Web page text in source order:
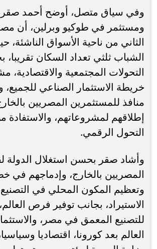
وفي سياق متصل، أوضح أحمد
ومستثمر في طوكيو وبرلين، أن
الثاني من ناحية الأسواق الناشئة،
الشباب ثلثي تعداد السكان تقريبا،
التحولات المجتمعية والاقتصادية،
خريطة الاستثمار الصناعي
منافذ للمستثمرين المصريين
إطلاقهم لمشروعاتهم،
التحول الرقمي.
وأشاد صقر بحسن استغلال الدولة
المصريين بالخارج، وإدماجهم في
وتعظيم المكون المحلي في
الاستيراد، بجانب توفير فرص
للتصنيع المعمق في مصر،
العالم بعد كورونا، اقتصاديا